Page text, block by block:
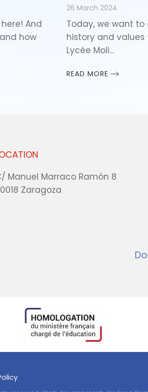
And
how
26 March 2024
Today, we want
history and
Lycée Moli...
READ MORE
Manuel Marraco Ramón 8
Zaragoza